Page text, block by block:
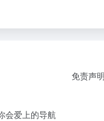
会爱上的导航
免责声明